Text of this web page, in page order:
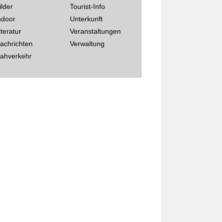
Tourist-Info
Unterkunft
Veranstaltungen
Verwaltung